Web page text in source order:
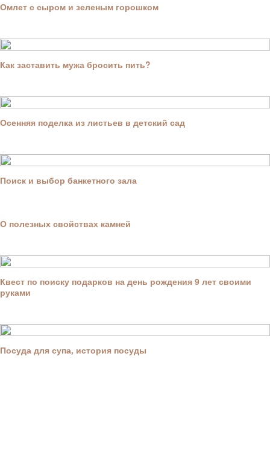
Омлет с сыром и зеленым горошком
Как заставить мужа бросить пить?
Осенняя поделка из листьев в детский сад
Поиск и выбор банкетного зала
О полезных свойствах камней
Квест по поиску подарков на день рождения 9 лет своими
руками
Посуда для супа, история посуды